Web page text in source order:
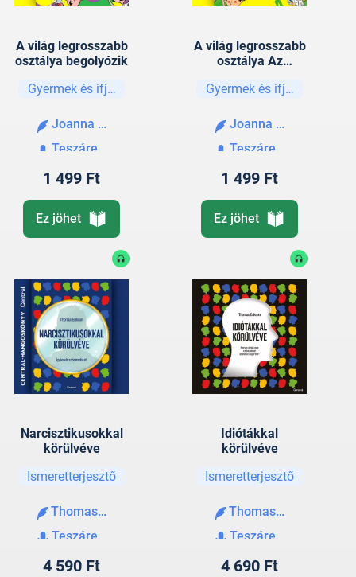
A világ legrosszabb
osztálya begolyózik
Gyermek és ifjúsági
Joanna Nadin
Teszárek Csaba
1 499 Ft
Ez jöhet
A világ legrosszabb
osztálya Az
Császárkirálya lesz
Gyermek és ifjúsági
Joanna Nadin
Teszárek Csaba
1 499 Ft
Ez jöhet
Narcisztikusokkal
körülvéve
Ismeretterjesztő
Thomas Erikson
Teszárek Csaba
4 590 Ft
Idiótákkal
körülvéve
Ismeretterjesztő
Thomas Erikson
Teszárek Csaba
4 690 Ft